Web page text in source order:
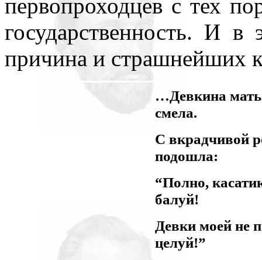
первопроходцев с тех
государственность. И в
причина и страшнейших
…Девкина мать
смела.
С вкрадчивой
подошла:
“Полно,
балуй!
Девки моей не
целуй!”